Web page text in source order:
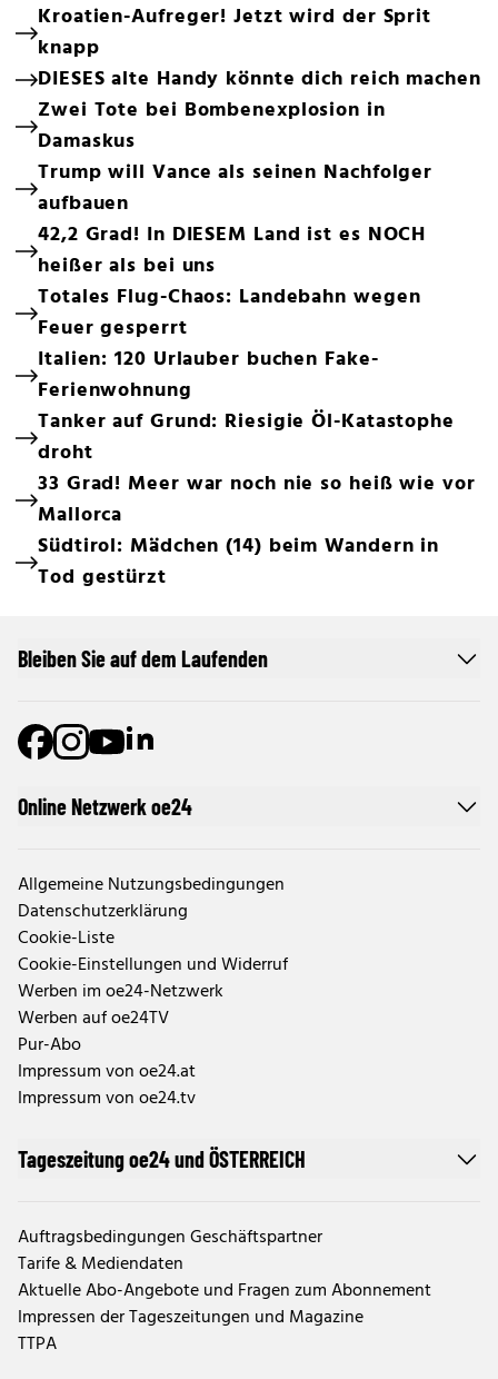
Kroatien-Aufreger! Jetzt wird der Sprit
knapp
DIESES alte Handy könnte dich reich machen
Zwei Tote bei Bombenexplosion in
Damaskus
Trump will Vance als seinen Nachfolger
aufbauen
42,2 Grad! In DIESEM Land ist es NOCH
heißer als bei uns
Totales Flug-Chaos: Landebahn wegen
Feuer gesperrt
Italien: 120 Urlauber buchen Fake-
Ferienwohnung
Tanker auf Grund: Riesigie Öl-Katastophe
droht
33 Grad! Meer war noch nie so heiß wie vor
Mallorca
Südtirol: Mädchen (14) beim Wandern in
Tod gestürzt
Online Netzwerk oe24
Allgemeine Nutzungsbedingungen
Datenschutzerklärung
Cookie-Liste
Cookie-Einstellungen und Widerruf
Werben im oe24-Netzwerk
Werben auf oe24TV
Pur-Abo
Impressum von oe24.at
Impressum von oe24.tv
Tageszeitung oe24 und ÖSTERREICH
Auftragsbedingungen Geschäftspartner
Tarife & Mediendaten
Aktuelle Abo-Angebote und Fragen zum Abonnement
Impressen der Tageszeitungen und Magazine
TTPA
Bleiben Sie auf dem Laufenden